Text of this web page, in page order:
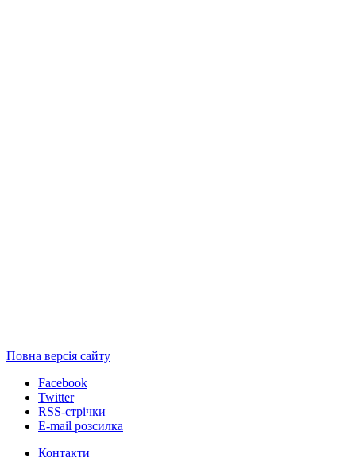
Повна версія сайту
Facebook
Twitter
RSS-стрічки
E-mail розсилка
Контакти